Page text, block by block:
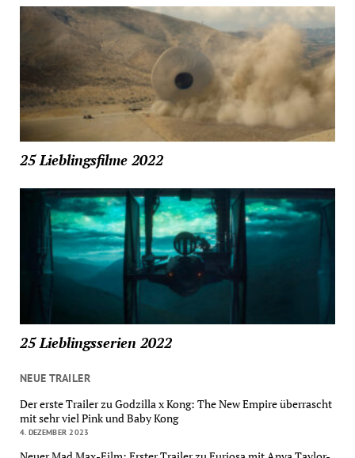
25 Lieblingsfilme 2022
25 Lieblingsserien 2022
NEUE TRAILER
Der erste Trailer zu Godzilla x Kong: The New Empire überrascht
mit sehr viel Pink und Baby Kong
4. DEZEMBER 2023